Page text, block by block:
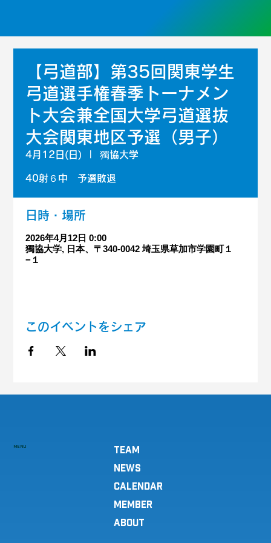
【弓道部】第35回関東学生
弓道選手権春季トーナメン
ト大会兼全国大学弓道選抜
大会関東地区予選（男子）
4月12日(日)
  |
獨協大学
40射６中 予選敗退
日時・場所
2026年4月12日 0:00
獨協大学, 日本、〒340-0042 埼玉県草加市学園町１
−１
このイベントをシェア
MENU
TEAM
NEWS
CALENDAR
MEMBER
ABOUT